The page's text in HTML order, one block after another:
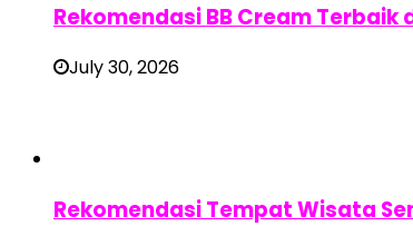
Rekomendasi BB Cream Terbaik
July 30, 2026
Rekomendasi Tempat Wisata